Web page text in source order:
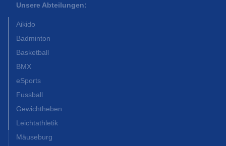
Unsere Abteilungen:
Aikido
Badminton
Basketball
BMX
eSports
Fussball
Gewichtheben
Leichtathletik
Mäuseburg